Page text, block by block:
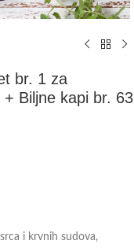
br. 1 za
Biljne kapi br. 63
i krvnih sudova,